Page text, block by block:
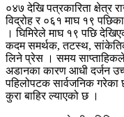
०४७ देखि पत्रकारिता क्षेत्र
विद्रोह र ०६१ माघ १९
। घिमिरेले माघ १९ पछि
कदम समर्थक, तटस्थ, सांकेतिक
लिने प्रेस । समय
अडानका कारण आधी दर्जन
पहिलोपटक सार्वजनिक गरेका
कुरा बाहिर ल्याएको छ ।